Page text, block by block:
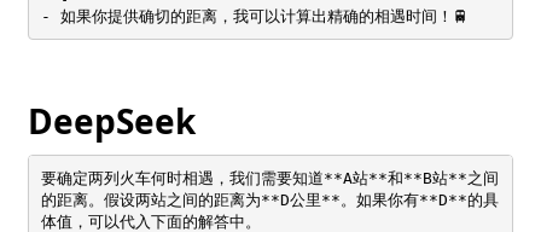
- 如果你提供确切的距离，我可以计算出精确的相遇时间！🚆
DeepSeek
要确定两列火车何时相遇，我们需要知道**A站**和**B站**之间
的距离。假设两站之间的距离为**D公里**。如果你有**D**的具
体值，可以代入下面的解答中。